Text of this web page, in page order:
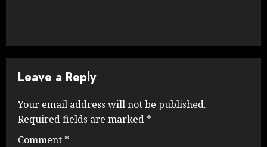
Leave a Reply
Your email address will not be published.
Required fields are marked *
Comment *